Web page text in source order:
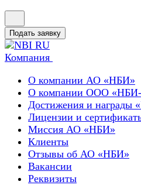
Подать заявку
Компания
О компании АО «НБИ»
О компании ООО
Достижения и награды
Лицензии и
Миссия АО «НБИ»
Клиенты
Отзывы об АО «НБИ»
Вакансии
Реквизиты